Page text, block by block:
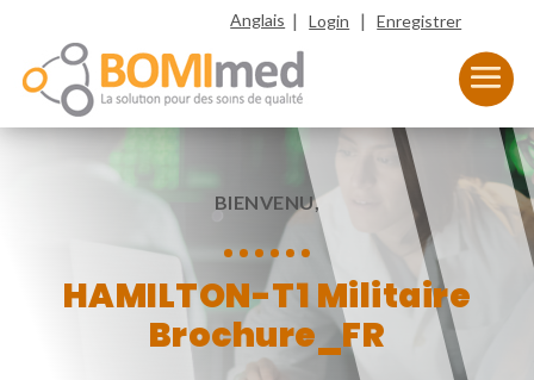
Anglais |Login |Enregistrer
BIENVENU,
HAMILTON-T1 Militaire
Brochure_FR